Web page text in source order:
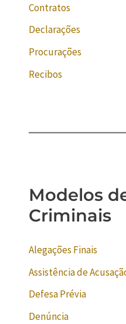
Contratos
Declarações
Procurações
Recibos
Modelos
Criminais
Alegações Finais
Assistência de
Defesa Prévia
Denúncia